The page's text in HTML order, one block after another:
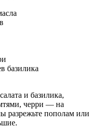
базилика
и базилика,
черри — на
разрежьте пополам или